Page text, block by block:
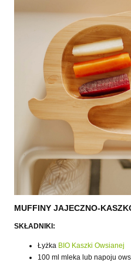
MUFFINY JAJECZNO-
SKŁADNIKI:
Łyżka BIO Kaszki Owsianej
100 ml mleka lub napoju